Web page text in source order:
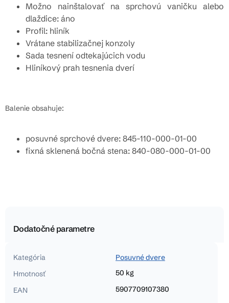
Možno nainštalovať na sprchovú vaničku alebo
dlaždice: áno
Profil: hliník
Vrátane stabilizačnej konzoly
Sada tesnení odtekajúcich vodu
Hliníkový prah tesnenia dverí
Balenie obsahuje:
posuvné sprchové dvere: 845-110-000-01-00
fixná sklenená bočná stena: 840-080-000-01-00
Dodatočné parametre
Kategória
Posuvné dvere
Hmotnosť
50 kg
EAN
5907709107380